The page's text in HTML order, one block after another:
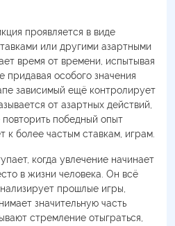
проявляется в виде
или другими азартными
время от времени, испытывая
придавая особого значения
зависимый ещё контролирует
от азартных действий,
победный опыт
к более частым ставкам, играм.
когда увлечение начинает
в жизни человека. Он всё
прошлые игры,
значительную часть
стремление отыграться,